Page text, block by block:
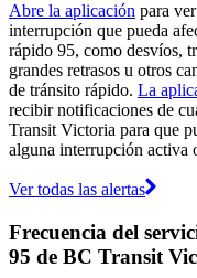
Abre la aplicación para
interrupción que pueda
rápido 95, como desvíos,
grandes retrasos u otros
de tránsito rápido. La
recibir notificaciones de
Transit Victoria para que
alguna interrupción activa
Ver todas las alertas
Frecuencia del
95 de BC Transit